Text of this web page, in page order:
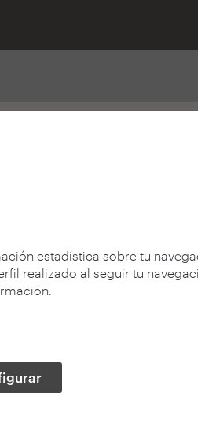
estadística sobre tu
realizado al seguir tu
2009 2008 2007
FOTOGRAFÍA Y
ARQUITECTURA